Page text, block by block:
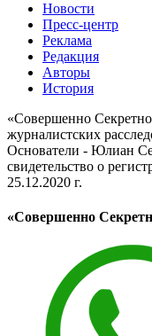
Новости
Пресс-центр
Реклама
Редакция
Авторы
История
«Совершенно
журналистских
Основатели - Юлиан
свидетельство о
25.12.2020 г.
«Совершенно